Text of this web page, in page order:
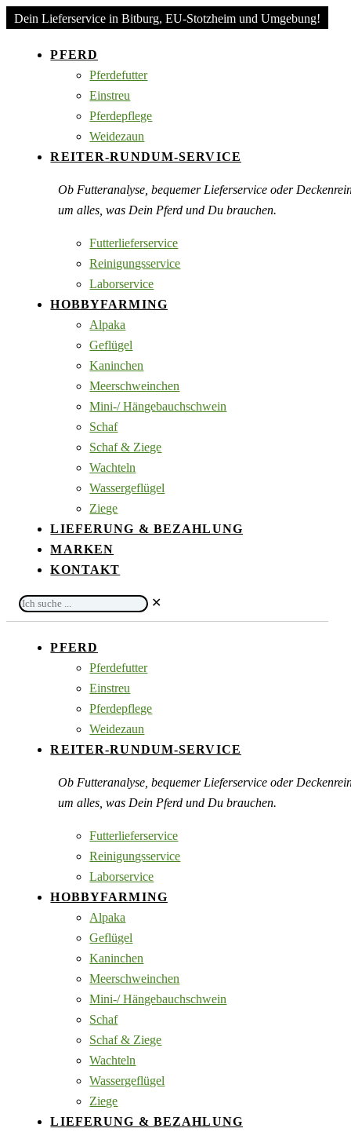
Dein Lieferservice in Bitburg, EU-Stotzheim und Umgebung!
PFERD
Pferdefutter
Einstreu
Pferdepflege
Weidezaun
REITER-RUNDUM-SERVICE
Ob Futteranalyse, bequemer Lieferservice oder
um alles, was Dein Pferd und Du brauchen.
Futterlieferservice
Reinigungsservice
Laborservice
HOBBYFARMING
Alpaka
Geflügel
Kaninchen
Meerschweinchen
Mini-/ Hängebauchschwein
Schaf
Schaf & Ziege
Wachteln
Wassergeflügel
Ziege
LIEFERUNG & BEZAHLUNG
MARKEN
KONTAKT
Ich
suche
✕
PFERD
Pferdefutter
Einstreu
Pferdepflege
Weidezaun
REITER-RUNDUM-SERVICE
Ob Futteranalyse, bequemer Lieferservice oder
um alles, was Dein Pferd und Du brauchen.
Futterlieferservice
Reinigungsservice
Laborservice
HOBBYFARMING
Alpaka
Geflügel
Kaninchen
Meerschweinchen
Mini-/ Hängebauchschwein
Schaf
Schaf & Ziege
Wachteln
Wassergeflügel
Ziege
LIEFERUNG & BEZAHLUNG